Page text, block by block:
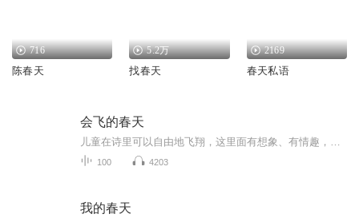
716
陈春天
5.2万
找春天
2169
春天私语
会飞的春天
100 4203
我的春天